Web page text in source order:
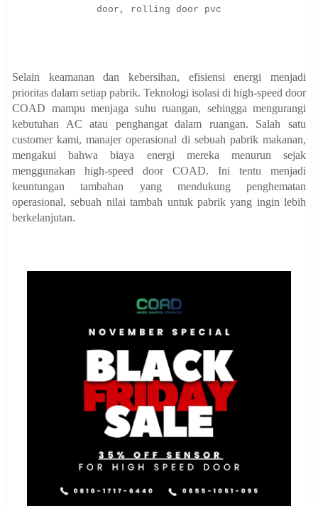
door, rolling door pvc
Selain keamanan dan kebersihan, efisiensi energi menjadi
prioritas dalam setiap pabrik. Teknologi isolasi di high-speed door
COAD mampu menjaga suhu ruangan, sehingga mengurangi
kebutuhan AC atau penghangat dalam ruangan. Salah satu
customer kami, manajer operasional di sebuah pabrik makanan,
mengakui bahwa biaya energi mereka menurun sejak
menggunakan high-speed door COAD. Ini tentu menjadi
keuntungan tambahan yang mendukung penghematan
operasional, sebuah nilai tambah untuk pabrik yang ingin lebih
berkelanjutan.